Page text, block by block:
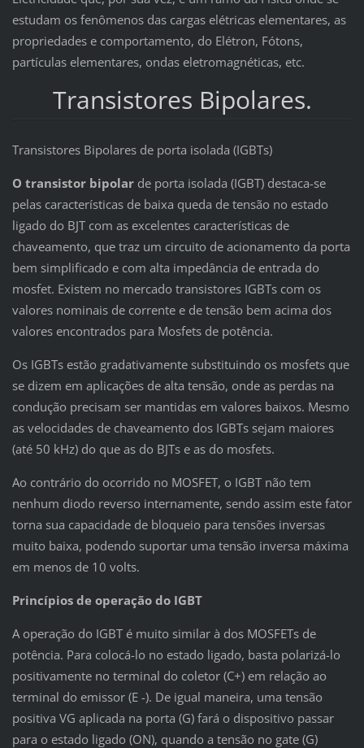
estudam os fenômenos das cargas elétricas elementares, as
propriedades e comportamento, do Elétron, Fótons,
partículas elementares, ondas eletromagnéticas, etc.
Transistores Bipolares.
Transistores Bipolares de porta isolada (IGBTs)
O transistor bipolarde porta isolada (IGBT) destaca-se
pelas características de baixa queda de tensão no estado
ligado do BJT com as excelentes características de
chaveamento, que traz um circuito de acionamento da porta
bem simplificado e com alta impedância de entrada do
mosfet. Existem no mercado transistores IGBTs com os
valores nominais de corrente e de tensão bem acima dos
valores encontrados para Mosfets de potência.
Os IGBTs estão gradativamente substituindo os mosfets que
se dizem em aplicações de alta tensão, onde as perdas na
condução precisam ser mantidas em valores baixos. Mesmo
as velocidades de chaveamento dos IGBTs sejam maiores
(até 50 kHz) do que as do BJTs e as do mosfets.
Ao contrário do ocorrido no MOSFET, o IGBT não tem
nenhum diodo reverso internamente, sendo assim este fator
torna sua capacidade de bloqueio para tensões inversas
muito baixa, podendo suportar uma tensão inversa máxima
em menos de 10 volts.
Princípios de operação do IGBT
A operação do IGBT é muito similar à dos MOSFETs de
potência. Para colocá-lo no estado ligado, basta polarizá-lo
positivamente no terminal do coletor (C+) em relação ao
terminal do emissor (E -). De igual maneira, uma tensão
positiva VG aplicada na porta (G) fará o dispositivo passar
para o estado ligado (ON), quando a tensão no gate (G)